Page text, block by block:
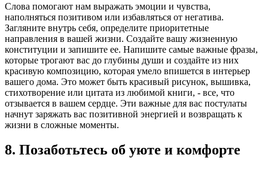
Слова помогают нам выражать эмоции и чувства,
наполняться позитивом или избавляться от негатива.
Загляните внутрь себя, определите приоритетные
направления в вашей жизни. Создайте вашу жизненную
конституции и запишите ее. Напишите самые важные фразы,
которые трогают вас до глубины души и создайте из них
красивую композицию, которая умело впишется в интерьер
вашего дома. Это может быть красивый рисунок, вышивка,
стихотворение или цитата из любимой книги, - все, что
отзывается в вашем сердце. Эти важные для вас постулаты
начнут заряжать вас позитивной энергией и возвращать к
жизни в сложные моменты.
8. Позаботьтесь об уюте и комфорте